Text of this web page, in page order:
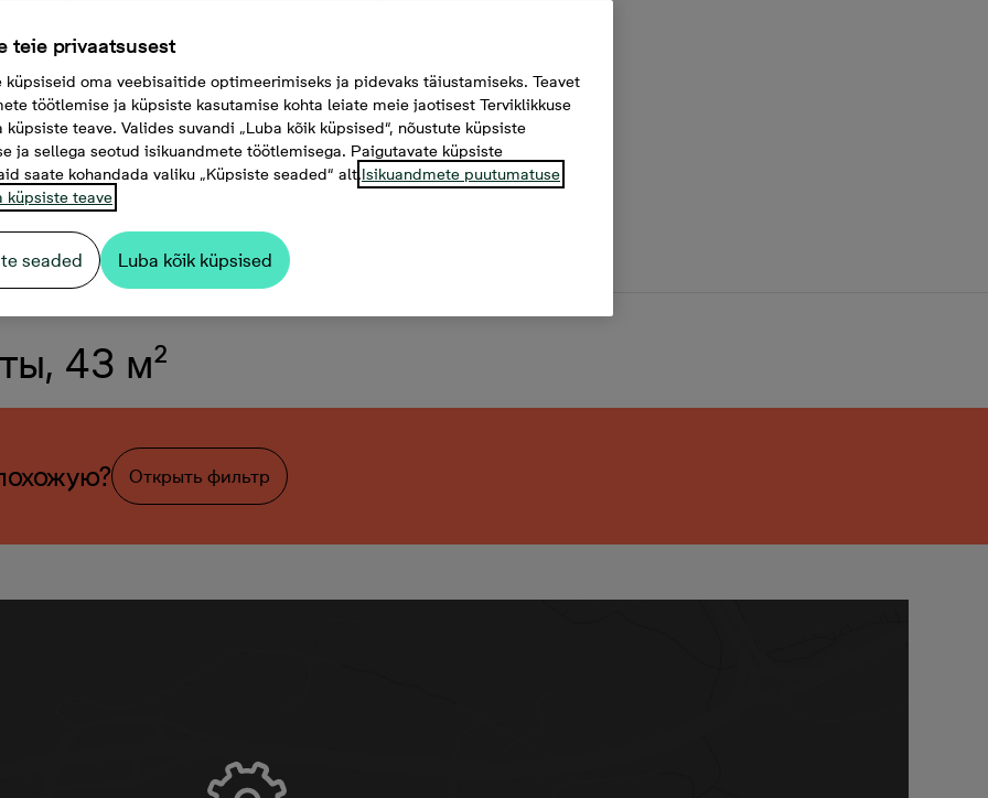
43 м²
Открыть фильтр
teie privaatsusest
küpsiseid oma veebisaitide optimeerimiseks ja pidevaks täiustamiseks. Teavet
töötlemise ja küpsiste kasutamise kohta leiate meie jaotisest Terviklikkuse
küpsiste teave. Valides suvandi „Luba kõik küpsised“, nõustute küpsiste
ja sellega seotud isikuandmete töötlemisega. Paigutavate küpsiste
saate kohandada valiku „Küpsiste seaded“ alt.Isikuandmete puutumatuse
küpsiste teave
seaded Luba kõik küpsised